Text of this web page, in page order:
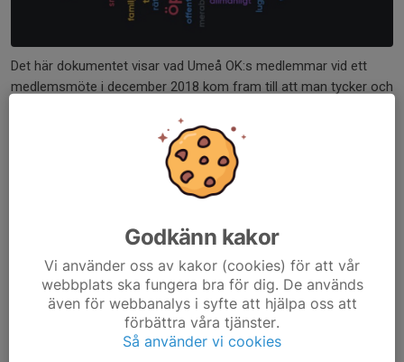
Det här dokumentet visar vad Umeå OK:s medlemmar vid ett
medlemsmöte i december 2018 kom fram till att man tycker och
Sedan dess har uppdraget att jobba vidare med klubbens
värdegrundsarbete legat på klubbens orienteringstränare som på
olika sätt och i olika sammanhang diskuterat vidare. Resultatet
här bredvid, och som klubbens styrelse fastställt som klubbens
Våra policydokument:
Värdegrundspolicy
Godkänn kakor
Vi använder oss av kakor (cookies) för att vår
webbplats ska fungera bra för dig. De används
även för webbanalys i syfte att hjälpa oss att
förbättra våra tjänster.
Så använder vi cookies